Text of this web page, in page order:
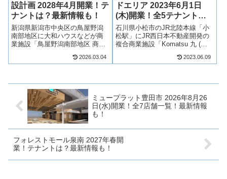
設計画 2028年4月開業！テ
ナントは？最新情報も！
新潟県新潟市中央区の鳥屋野潟
南部地区に大和ハウスなどが商
業施設「鳥屋野潟南部地区 商業
月開業！鳥屋野潟南部地区 商業
る、コストコの進出の噂もあり
ます！鳥...
2026.03.04
ドエリア 2023年6月1日
(木)開業！全5テナント一
覧！最新情報も！
石川県小松市のJR北陸本線「小
松駅」にJR西日本不動産開発の
複合商業施設「Komatsu 九 (ナ
月1日(木)開業！Komatsu 九 (ナ
んなK...
2023.06.09
ミュープラット豊田市 2026年8月26
日(水)開業！全7店舗一覧！最新情報
も！
フォレストモール泉南 2027年春開
業！テナントは？最新情報も！